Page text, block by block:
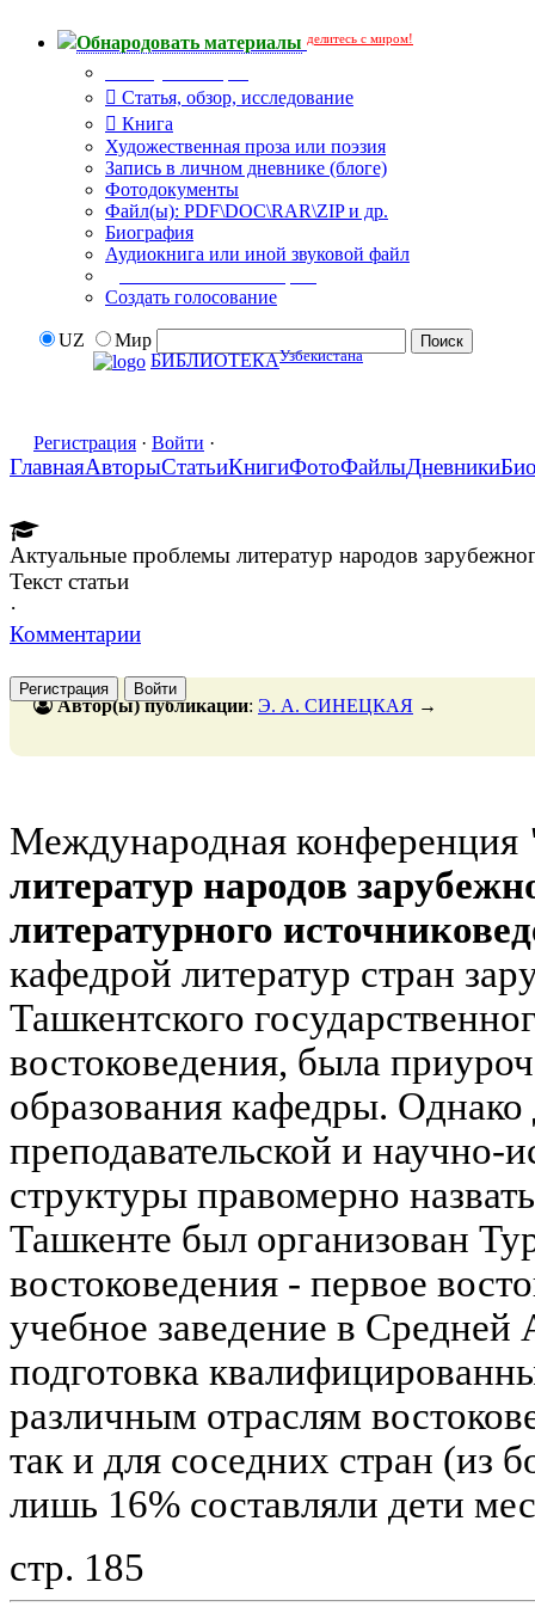
Обнародовать материалы делитесь с миром!
Статья, обзор, исследование
Книга
Художественная проза или поэзия
Запись в личном дневнике (блоге)
Фотодокументы
Файл(ы): PDF\DOC\RAR\ZIP и др.
Биография
Аудиокнига или иной звуковой файл
Создать голосование
UZ
Мир
БИБЛИОТЕКАУзбекистана
Регистрация · Войти ·
ГлавнаяАвторыСтатьиКнигиФотоФайлыДневники
Актуальные проблемы литератур народов
Текст статьи
·
Комментарии
Регистрация Войти
Автор(ы) публикации: Э. А. СИНЕЦКАЯ →
Международная конференция
литератур народов
литературного
кафедрой литератур стран
Ташкентского
востоковедения, была
образования кафедры. Однако
преподавательской и научно-
структуры правомерно
Ташкенте был организован
востоковедения - первое
учебное заведение в Средней
подготовка
различным отраслям
так и для соседних стран (из
лишь 16% составляли дети
стр. 185